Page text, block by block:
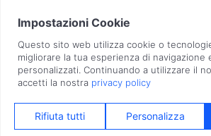
Bergamo n. 01496180165 · Capitale Sociale